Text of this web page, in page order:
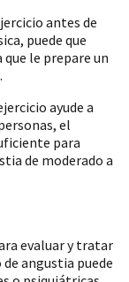
antes de
puede que
le prepare un
ayude a
el
para
de moderado a
evaluar y tratar
angustia puede